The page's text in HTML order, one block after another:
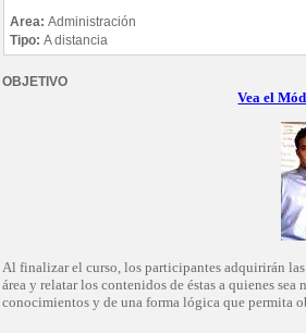
Area:Administración
Tipo:A distancia
OBJETIVO
Vea el
Al finalizar el curso, los participantes adquirirán
área y relatar los contenidos de éstas a quienes
conocimientos y de una forma lógica que permita